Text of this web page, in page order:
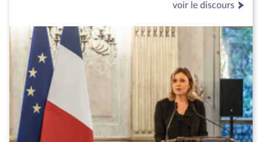
voir le discours